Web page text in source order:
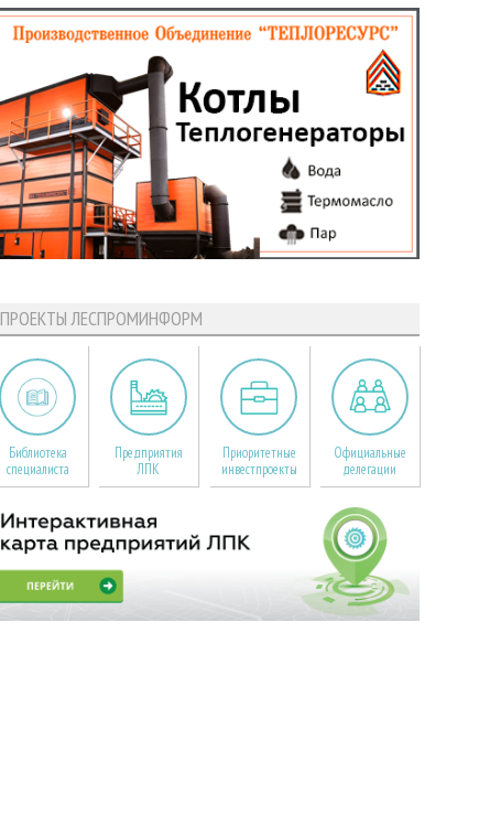
ПРОЕКТЫ ЛЕСПРОМИНФОРМ
Библиотека
специалиста
Предприятия
ЛПК
Приоритетные
инвестпроекты
Официальные
делегации